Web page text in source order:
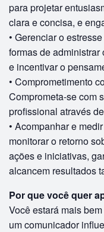
para projetar
clara e concisa, e
• Gerenciar o
formas de
e incentivar o
• Comprometimento
Comprometa-se com
profissional através
• Acompanhar e
monitorar o retorno
ações e iniciativas,
alcancem resultados
Por que você quer
Você estará mais
um comunicador